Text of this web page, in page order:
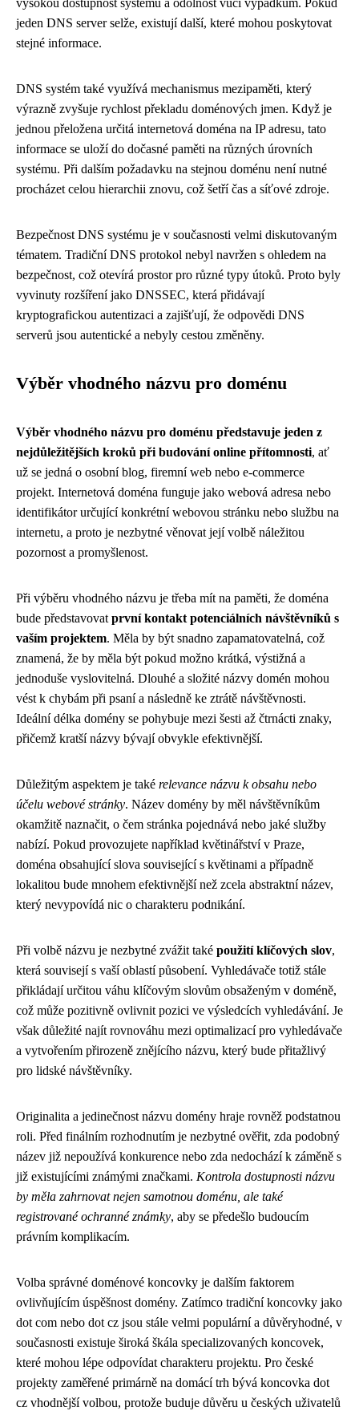
vysokou dostupnost systému a odolnost vůči výpadkům. Pokud
jeden DNS server selže, existují další, které mohou poskytovat
stejné informace.
DNS systém také využívá mechanismus mezipaměti, který
výrazně zvyšuje rychlost překladu doménových jmen. Když je
jednou přeložena určitá internetová doména na IP adresu, tato
informace se uloží do dočasné paměti na různých úrovních
systému. Při dalším požadavku na stejnou doménu není nutné
procházet celou hierarchii znovu, což šetří čas a síťové zdroje.
Bezpečnost DNS systému je v současnosti velmi diskutovaným
tématem. Tradiční DNS protokol nebyl navržen s ohledem na
bezpečnost, což otevírá prostor pro různé typy útoků. Proto byly
vyvinuty rozšíření jako DNSSEC, která přidávají
kryptografickou autentizaci a zajišťují, že odpovědi DNS
serverů jsou autentické a nebyly cestou změněny.
Výběr vhodného názvu pro doménu
Výběr vhodného názvu pro doménu představuje jeden z
nejdůležitějších kroků při budování online přítomnosti, ať
už se jedná o osobní blog, firemní web nebo e-commerce
projekt. Internetová doména funguje jako webová adresa nebo
identifikátor určující konkrétní webovou stránku nebo službu na
internetu, a proto je nezbytné věnovat její volbě náležitou
pozornost a promyšlenost.
Při výběru vhodného názvu je třeba mít na paměti, že doména
bude představovat první kontakt potenciálních návštěvníků s
vaším projektem. Měla by být snadno zapamatovatelná, což
znamená, že by měla být pokud možno krátká, výstižná a
jednoduše vyslovitelná. Dlouhé a složité názvy domén mohou
vést k chybám při psaní a následně ke ztrátě návštěvnosti.
Ideální délka domény se pohybuje mezi šesti až čtrnácti znaky,
přičemž kratší názvy bývají obvykle efektivnější.
Důležitým aspektem je také relevance názvu k obsahu nebo
účelu webové stránky. Název domény by měl návštěvníkům
okamžitě naznačit, o čem stránka pojednává nebo jaké služby
nabízí. Pokud provozujete například květinářství v Praze,
doména obsahující slova související s květinami a případně
lokalitou bude mnohem efektivnější než zcela abstraktní název,
který nevypovídá nic o charakteru podnikání.
Při volbě názvu je nezbytné zvážit také použití klíčových slov,
která souvisejí s vaší oblastí působení. Vyhledávače totiž stále
přikládají určitou váhu klíčovým slovům obsaženým v doméně,
což může pozitivně ovlivnit pozici ve výsledcích vyhledávání. Je
však důležité najít rovnováhu mezi optimalizací pro vyhledávače
a vytvořením přirozeně znějícího názvu, který bude přitažlivý
pro lidské návštěvníky.
Originalita a jedinečnost názvu domény hraje rovněž podstatnou
roli. Před finálním rozhodnutím je nezbytné ověřit, zda podobný
název již nepoužívá konkurence nebo zda nedochází k záměně s
již existujícími známými značkami. Kontrola dostupnosti názvu
by měla zahrnovat nejen samotnou doménu, ale také
registrované ochranné známky, aby se předešlo budoucím
právním komplikacím.
Volba správné doménové koncovky je dalším faktorem
ovlivňujícím úspěšnost domény. Zatímco tradiční koncovky jako
dot com nebo dot cz jsou stále velmi populární a důvěryhodné, v
současnosti existuje široká škála specializovaných koncovek,
které mohou lépe odpovídat charakteru projektu. Pro české
projekty zaměřené primárně na domácí trh bývá koncovka dot
cz vhodnější volbou, protože buduje důvěru u českých uživatelů